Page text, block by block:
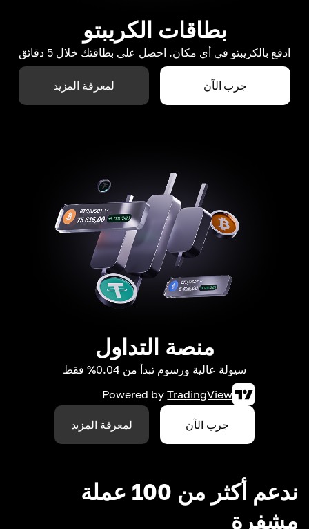
بطاقات الكريبتو
ادفع بالكريبتو في أي مكان. احصل على بطاقتك خلال 5 دقائق
جرب الآن لمعرفة المزيد
منصة التداول
سيولة عالية ورسوم تبدأ من 0.04% فقط
Powered by TradingView
جرب الآن لمعرفة المزيد
ندعم أكثر من 100 عملة
مشفرة